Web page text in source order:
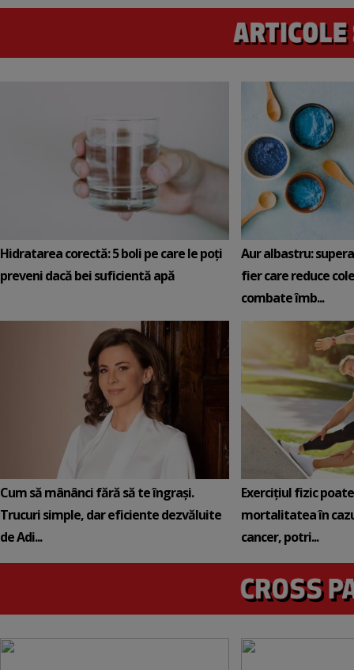
Hidratarea corectă: 5 boli pe care le poți
preveni dacă bei suficientă apă
Aur albastru:
fier care reduce
combate îmb...
Cum să mânânci fără să te îngrași.
Trucuri simple, dar eficiente dezvăluite
de Adi...
Exercițiul fizic
mortalitatea în
cancer, potri...